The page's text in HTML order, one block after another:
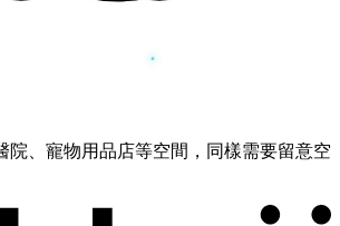
院、寵物用品店等空間，同樣需要留意空